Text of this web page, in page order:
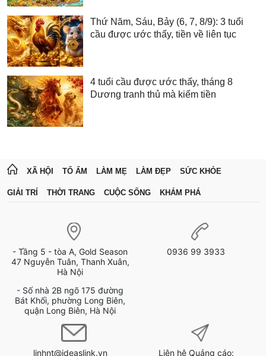
Thứ Năm, Sáu, Bảy (6, 7, 8/9): 3 tuổi
cầu được ước thấy, tiền về liên tục
4 tuổi cầu được ước thấy, tháng 8
Dương tranh thủ mà kiếm tiền
XÃ HỘI TỔ ẤM LÀM MẸ LÀM ĐẸP SỨC KHỎE
GIẢI TRÍ THỜI TRANG CUỘC SỐNG KHÁM PHÁ
- Tầng 5 - tòa A, Gold Season
47 Nguyễn Tuân, Thanh Xuân,
Hà Nội
- Số nhà 2B ngõ 175 đường
Bát Khối, phường Long Biên,
quận Long Biên, Hà Nội
0936 99 3933
linhnt@ideaslink.vn Liên hệ Quảng cáo: